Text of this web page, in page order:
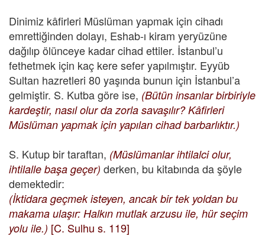
Dinimiz kâfirleri Müslüman yapmak için cihadı
emrettiğinden dolayı, Eshab-ı kiram yeryüzüne
dağılıp ölünceye kadar cihad ettiler. İstanbul’u
fethetmek için kaç kere sefer yapılmıştır. Eyyüb
Sultan hazretleri 80 yaşında bunun için İstanbul’a
gelmiştir. S. Kutba göre ise, (Bütün insanlar birbiriyle
kardeştir, nasıl olur da zorla savaşılır? Kâfirleri
Müslüman yapmak için yapılan cihad barbarlıktır.)
S. Kutup bir taraftan, (Müslümanlar ihtilalci olur,
ihtilalle başa geçer) derken, bu kitabında da şöyle
demektedir:
(İktidara geçmek isteyen, ancak bir tek yoldan bu
makama ulaşır: Halkın mutlak arzusu ile, hür seçim
yolu ile.) [C. Sulhu s. 119]